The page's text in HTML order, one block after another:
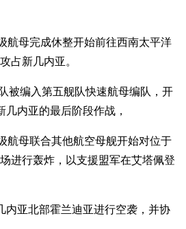
航母完成休整开始前往西南太平洋
占新几内亚。
被编入第五舰队快速航母编队，开
内亚的最后阶段作战，
航母联合其他航空母舰开始对位于
进行轰炸，以支援盟军在艾塔佩登
内亚北部霍兰迪亚进行空袭，并协